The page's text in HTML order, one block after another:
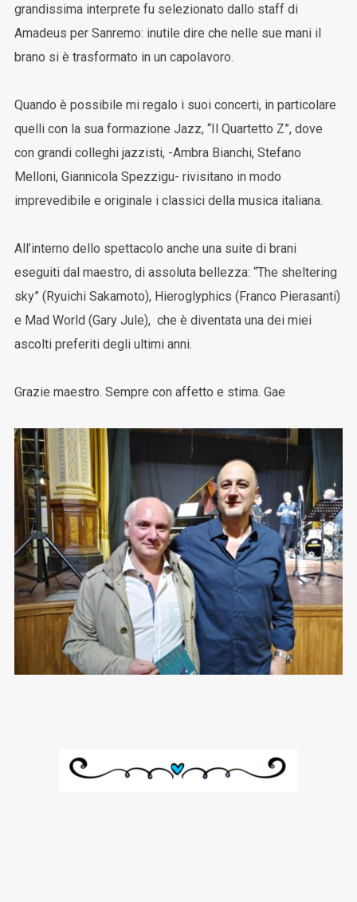
grandissima interprete fu selezionato dallo staff di
Amadeus per Sanremo: inutile dire che nelle sue mani il
brano si è trasformato in un capolavoro.
Quando è possibile mi regalo i suoi concerti, in particolare
quelli con la sua formazione Jazz, “Il Quartetto Z”, dove
con grandi colleghi jazzisti, -Ambra Bianchi, Stefano
Melloni, Giannicola Spezzigu- rivisitano in modo
imprevedibile e originale i classici della musica italiana.
All’interno dello spettacolo anche una suite di brani
eseguiti dal maestro, di assoluta bellezza: “The sheltering
sky” (Ryuichi Sakamoto), Hieroglyphics (Franco Pierasanti)
e Mad World (Gary Jule), che è diventata una dei miei
ascolti preferiti degli ultimi anni.
Grazie maestro. Sempre con affetto e stima. Gae